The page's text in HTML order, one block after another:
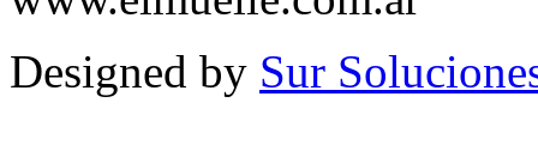
Designed by Sur